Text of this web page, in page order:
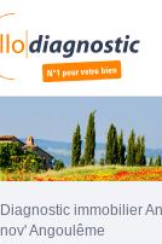
Diagnostic immobilier
Angoulême